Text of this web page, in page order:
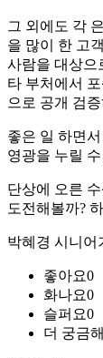
그 외에도 각
을 많이 한 고
사람을 대상으
타 부처에서
으로 공개 검
좋은 일 하면
영광을 누릴
단상에 오른
도전해볼까?
박혜경 시니어
좋아요0
화나요0
슬퍼요0
더 궁금